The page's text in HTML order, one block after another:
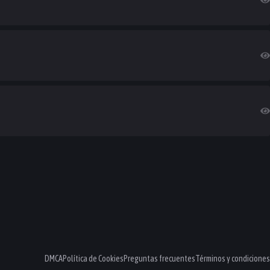
DMCAPolítica de CookiesPreguntas frecuentesTérminos y condiciones